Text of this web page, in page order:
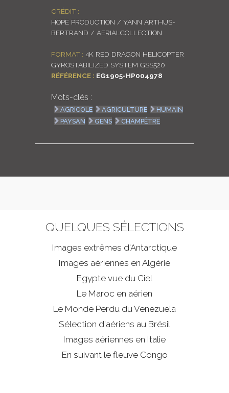
CRÉDIT :
HOPE PRODUCTION / YANN ARTHUS-
BERTRAND / AERIALCOLLECTION
FORMAT : 4K RED DRAGON HELICOPTER
GYROSTABILIZED SYSTEM GSS520
RÉFÉRENCE : EG1905-HP004978
Mots-clés :
AGRICOLE AGRICULTURE
HUMAIN
PAYSAN
GENS CHAMPÊTRE
QUELQUES SÉLECTIONS
Images extrêmes d'Antarctique
Images aériennes en Algérie
Egypte vue du Ciel
Le Maroc en aérien
Le Monde Perdu du Venezuela
Sélection d'aériens au Brésil
Images aériennes en Italie
En suivant le fleuve Congo